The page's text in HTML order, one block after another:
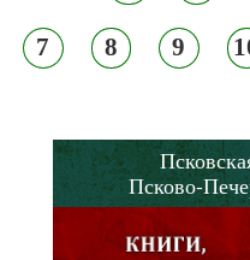
7 8 9
Псково-